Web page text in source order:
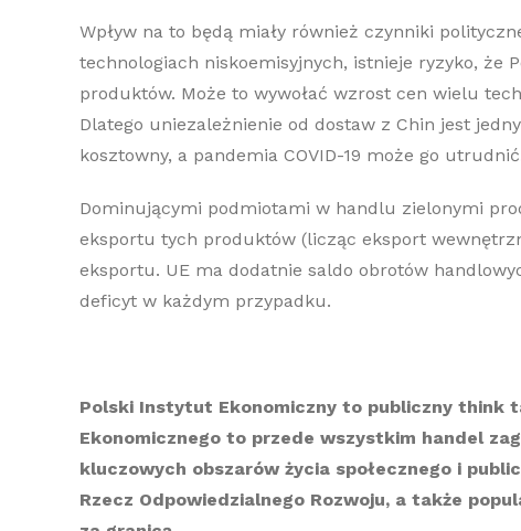
Wpływ na to będą miały również czynniki
technologiach niskoemisyjnych, istnieje ryzyko,
produktów. Może to wywołać wzrost cen wielu
Dlatego uniezależnienie od dostaw z Chin jest
kosztowny, a pandemia COVID-19 może go
Dominującymi podmiotami w handlu zielonymi
eksportu tych produktów (licząc eksport
eksportu. UE ma dodatnie saldo obrotów
deficyt w każdym przypadku.
Polski Instytut Ekonomiczny to publiczny think
Ekonomicznego to przede wszystkim handel
kluczowych obszarów życia społecznego i
Rzecz Odpowiedzialnego Rozwoju, a także